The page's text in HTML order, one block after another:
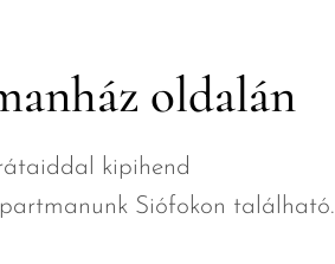
oldalán
kipihend
Siófokon található.